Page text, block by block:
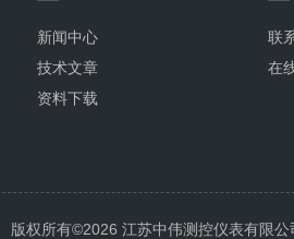
新闻中心
技术文章
资料下载
联
在
版权所有©2026 江苏中伟测控仪表有限